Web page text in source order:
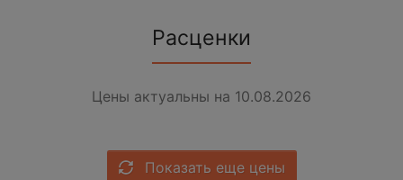
Расценки
Цены актуальны на 10.08.2026
Показать еще цены